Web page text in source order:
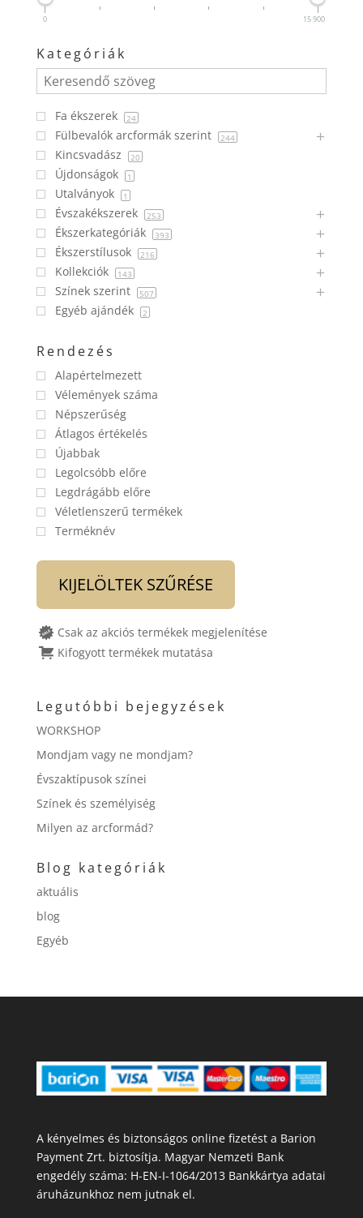
0 15 900
Kategóriák
Fa ékszerek 24
Fülbevalók arcformák szerint 244
Kincsvadász 20
Újdonságok 1
Utalványok 1
Évszakékszerek 253
Ékszerkategóriák 393
Ékszerstílusok 216
Kollekciók 143
Színek szerint 507
Egyéb ajándék 2
Rendezés
Alapértelmezett
Vélemények száma
Népszerűség
Átlagos értékelés
Újabbak
Legolcsóbb előre
Legdrágább előre
Véletlenszerű termékek
Terméknév
KIJELÖLTEK SZŰRÉSE
Csak az akciós termékek megjelenítése
Kifogyott termékek mutatása
Legutóbbi bejegyzések
WORKSHOP
Mondjam vagy ne mondjam?
Évszaktípusok színei
Színek és személyiség
Milyen az arcformád?
Blog kategóriák
aktuális
blog
Egyéb
A kényelmes és biztonságos online fizetést a Barion
Payment Zrt. biztosítja. Magyar Nemzeti Bank
engedély száma: H-EN-I-1064/2013 Bankkártya adatai
áruházunkhoz nem jutnak el.